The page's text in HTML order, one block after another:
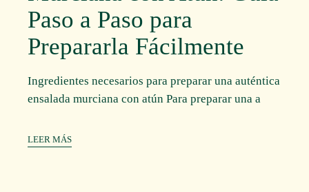
Paso a Paso para
Prepararla Fácilmente
Ingredientes necesarios para preparar una auténtica
ensalada murciana con atún Para preparar una a
LEER MÁS